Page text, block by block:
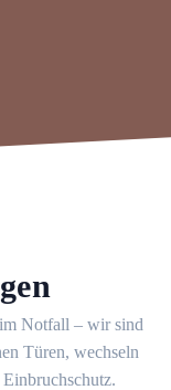
Notfall – wir sind
Türen, wechseln